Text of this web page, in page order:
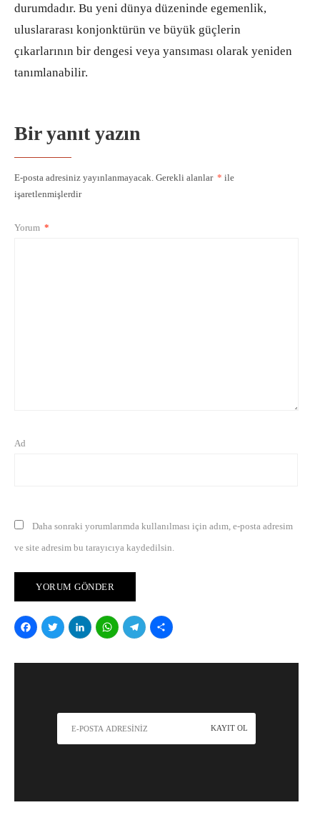
durumdadır. Bu yeni dünya düzeninde egemenlik,
uluslararası konjonktürün ve büyük güçlerin
çıkarlarının bir dengesi veya yansıması olarak yeniden
tanımlanabilir.
Bir yanıt yazın
E-posta adresiniz yayınlanmayacak. Gerekli alanlar * ile
işaretlenmişlerdir
Yorum *
Ad
Daha sonraki yorumlarımda kullanılması için adım, e-posta adresim
ve site adresim bu tarayıcıya kaydedilsin.
Facebook
Twitter
LinkedIn
WhatsApp
Telegram